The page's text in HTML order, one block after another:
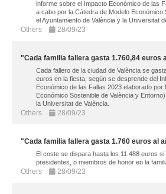
informe sobre el Impacto Económico de las
a cabo por la Cátedra de Modelo Económico
el Ayuntamiento de València y la Universitat
Others 28/09/23
"Cada familia fallera gasta 1.760,84 euros
Cada fallero de la ciudad de València se
euros en la fiesta, según se desprende del
Económico de las Fallas 2023 elaborado
Económico Sostenible de València y
la Universitat de València.
Others 28/09/23
"Cada familia fallera gasta 1.760 euros al
El coste se dispara hasta los 11.488 euros si
presidentes, o miembros de honor en la
Others 28/09/23